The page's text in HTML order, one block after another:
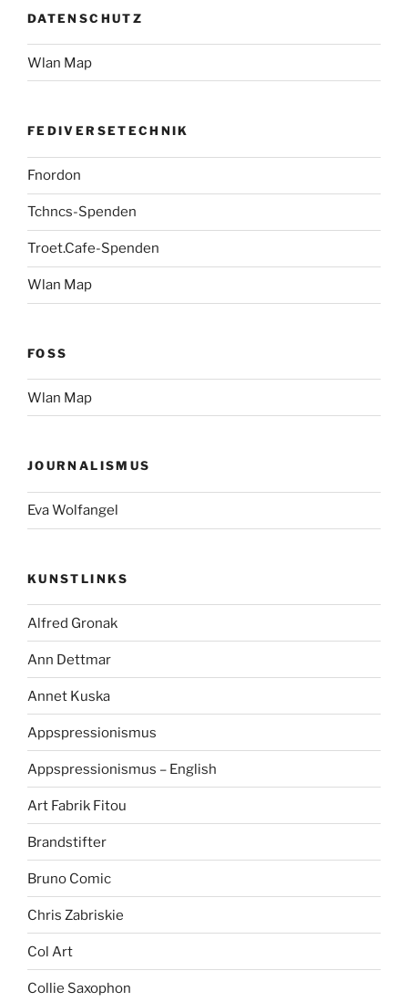
DATENSCHUTZ
Wlan Map
FEDIVERSETECHNIK
Fnordon
Tchncs-Spenden
Troet.Cafe-Spenden
Wlan Map
FOSS
Wlan Map
JOURNALISMUS
Eva Wolfangel
KUNSTLINKS
Alfred Gronak
Ann Dettmar
Annet Kuska
Appspressionismus
Appspressionismus – English
Art Fabrik Fitou
Brandstifter
Bruno Comic
Chris Zabriskie
Col Art
Collie Saxophon